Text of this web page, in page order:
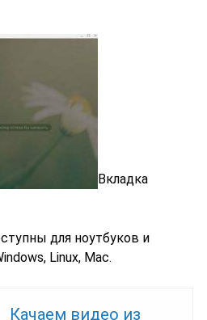
Вкладка
для ноутбуков и
Linux, Mac.
Качаем видео из